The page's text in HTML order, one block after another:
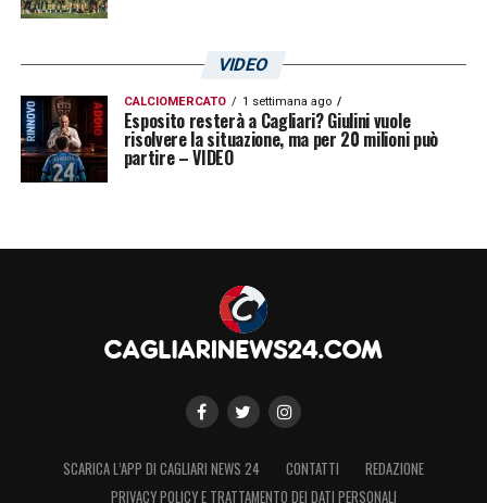
VIDEO
CALCIOMERCATO 1 settimana ago
Esposito resterà a Cagliari? Giulini vuole
risolvere la situazione, ma per 20 milioni può
partire – VIDEO
SCARICA L’APP DI CAGLIARI NEWS 24 CONTATTI
REDAZIONE
PRIVACY POLICY E TRATTAMENTO DEI DATI PERSONALI